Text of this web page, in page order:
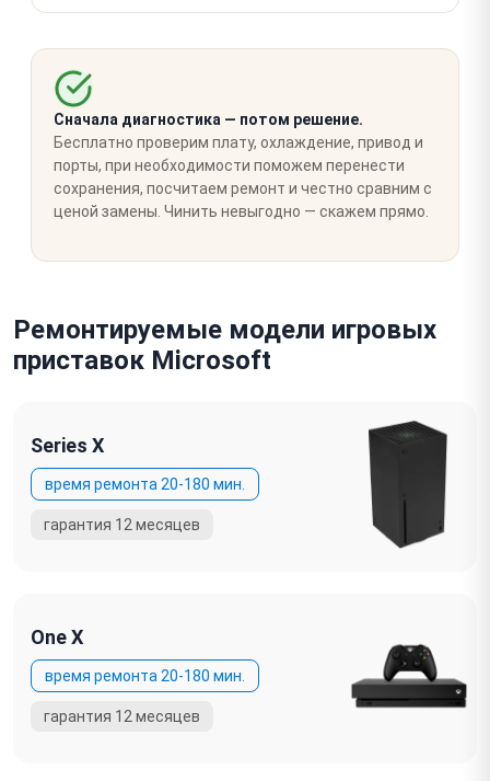
Сначала диагностика — потом решение.
Бесплатно проверим плату, охлаждение, привод и
порты, при необходимости поможем перенести
сохранения, посчитаем ремонт и честно сравним с
ценой замены. Чинить невыгодно — скажем прямо.
Ремонтируемые модели игровых
приставок Microsoft
Series X
One X